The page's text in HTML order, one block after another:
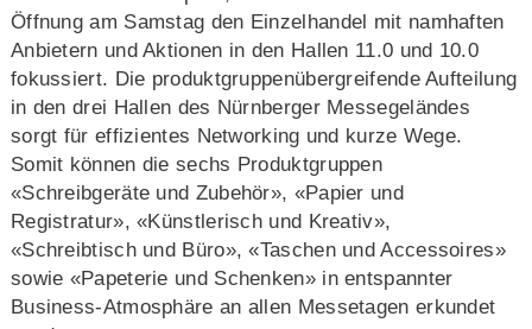
Öffnung am Samstag den Einzelhandel mit namhaften
Anbietern und Aktionen in den Hallen 11.0 und 10.0
fokussiert. Die produktgruppenübergreifende Aufteilung
in den drei Hallen des Nürnberger Messegeländes
sorgt für effizientes Networking und kurze Wege.
Somit können die sechs Produktgruppen
«Schreibgeräte und Zubehör», «Papier und
Registratur», «Künstlerisch und Kreativ»,
«Schreibtisch und Büro», «Taschen und Accessoires»
sowie «Papeterie und Schenken» in entspannter
Business-Atmosphäre an allen Messetagen erkundet